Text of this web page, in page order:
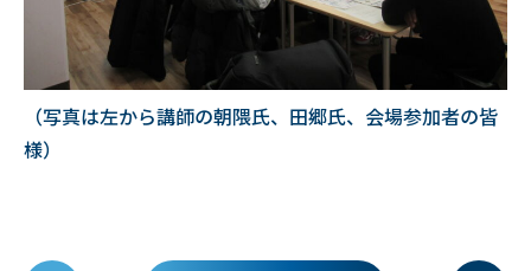
（写真は左から講師の朝隈氏、田郷氏、会場参加者の皆
様）